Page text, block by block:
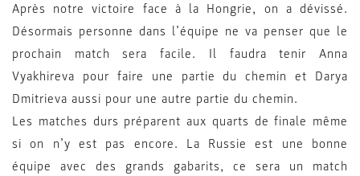
Après notre victoire face à la Hongrie, on a dévissé.
Désormais personne dans l’équipe ne va penser que le
prochain match sera facile. Il faudra tenir Anna
Vyakhireva pour faire une partie du chemin et Darya
Dmitrieva aussi pour une autre partie du chemin.
Les matches durs préparent aux quarts de finale même
si on n’y est pas encore. La Russie est une bonne
équipe avec des grands gabarits, ce sera un match